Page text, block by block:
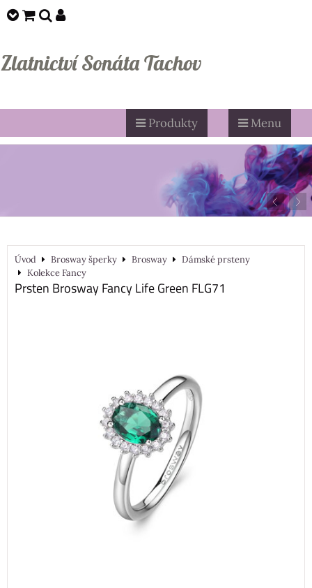
Zlatnictví Sonáta Tachov
Produkty Menu
Úvod Brosway šperky Brosway
Dámské prsteny
Kolekce Fancy
Prsten Brosway Fancy Life Green FLG71